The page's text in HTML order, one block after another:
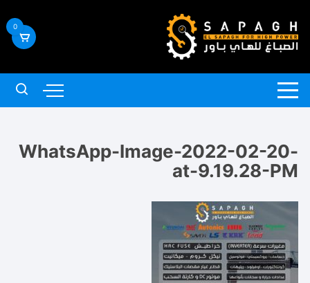
إلى
المحتوى
0
WhatsApp-Image-2022-02-20-
at-9.19.28-PM